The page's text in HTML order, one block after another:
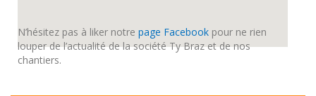
N’hésitez pas à liker notre page Facebook pour ne rien
louper de l’actualité de la société Ty Braz et de nos
chantiers.